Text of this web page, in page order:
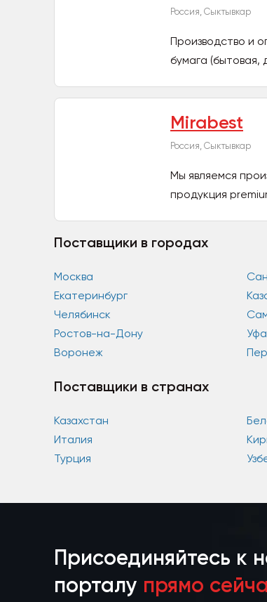
Россия, Сыктывкар
Производство и
бумага
Mirabest
Россия, Сыктывкар
Мы являемся
продукция
Поставщики в городах
Москва
Екатеринбург
Челябинск
Ростов-на-Дону
Уфа
Воронеж
Поставщики в странах
Казахстан
Италия
Турция
Присоединяйтесь к
порталу прямо